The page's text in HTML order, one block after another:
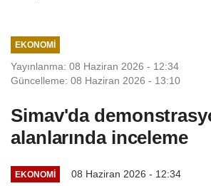
EKONOMI
Yayınlanma: 08 Haziran 2026 - 12:34
Güncelleme: 08 Haziran 2026 - 13:10
Simav'da
alanlarında inceleme
EKONOMI 08 Haziran 2026 - 12:34